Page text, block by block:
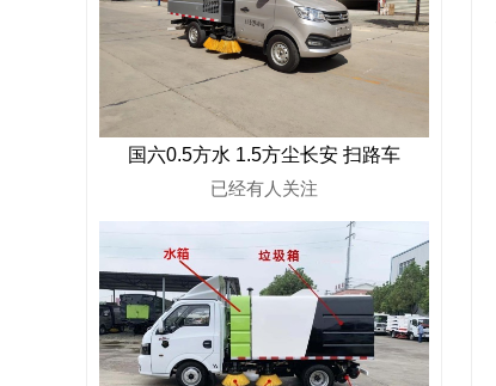
国六0.5方水 1.5方尘长安 扫路车
已经有人关注